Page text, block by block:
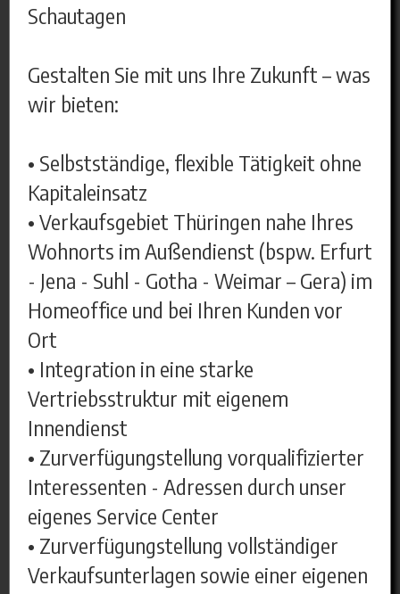
Schautagen
Gestalten Sie mit uns Ihre Zukunft – was
wir bieten:
• Selbstständige, flexible Tätigkeit ohne
Kapitaleinsatz
• Verkaufsgebiet Thüringen nahe Ihres
Wohnorts im Außendienst (bspw. Erfurt
- Jena - Suhl - Gotha - Weimar – Gera) im
Homeoffice und bei Ihren Kunden vor
Ort
• Integration in eine starke
Vertriebsstruktur mit eigenem
Innendienst
• Zurverfügungstellung vorqualifizierter
Interessenten - Adressen durch unser
eigenes Service Center
• Zurverfügungstellung vollständiger
Verkaufsunterlagen sowie einer eigenen